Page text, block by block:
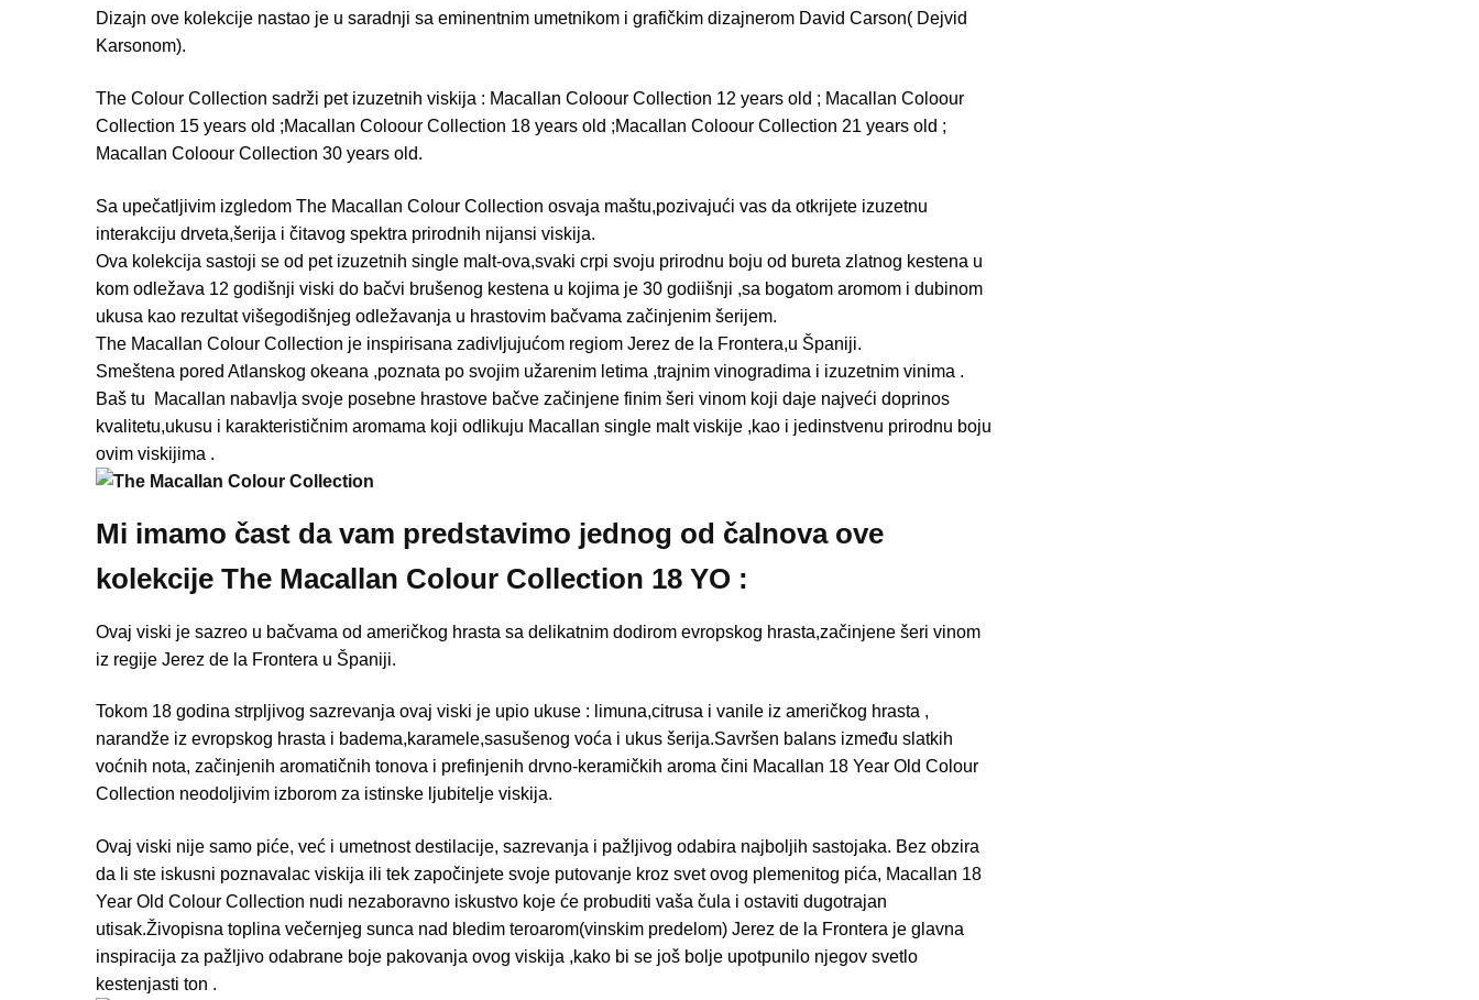
Dizajn ove kolekcije nastao je u saradnji sa eminentnim umetnikom i grafičkim dizajnerom David Carson( Dejvid
Karsonom).
The Colour Collection sadrži pet izuzetnih viskija : Macallan Coloour Collection 12 years old ; Macallan Coloour
Collection 15 years old ;Macallan Coloour Collection 18 years old ;Macallan Coloour Collection 21 years old ;
Macallan Coloour Collection 30 years old.
Sa upečatljivim izgledom The Macallan Colour Collection osvaja maštu,pozivajući vas da otkrijete izuzetnu
interakciju drveta,šerija i čitavog spektra prirodnih nijansi viskija.
Ova kolekcija sastoji se od pet izuzetnih single malt-ova,svaki crpi svoju prirodnu boju od bureta zlatnog kestena u
kom odležava 12 godišnji viski do bačvi brušenog kestena u kojima je 30 godiišnji ,sa bogatom aromom i dubinom
ukusa kao rezultat višegodišnjeg odležavanja u hrastovim bačvama začinjenim šerijem.
The Macallan Colour Collection je inspirisana zadivljujućom regiom Jerez de la Frontera,u Španiji.
Smeštena pored Atlanskog okeana ,poznata po svojim užarenim letima ,trajnim vinogradima i izuzetnim vinima .
Baš tu Macallan nabavlja svoje posebne hrastove bačve začinjene finim šeri vinom koji daje najveći doprinos
kvalitetu,ukusu i karakterističnim aromama koji odlikuju Macallan single malt viskije ,kao i jedinstvenu prirodnu boju
ovim viskijima .
Mi imamo čast da vam predstavimo jednog od čalnova ove
kolekcije The Macallan Colour Collection 18 YO :
Ovaj viski je sazreo u bačvama od američkog hrasta sa delikatnim dodirom evropskog hrasta,začinjene šeri vinom
iz regije Jerez de la Frontera u Španiji.
Tokom 18 godina strpljivog sazrevanja ovaj viski je upio ukuse : limuna,citrusa i vanile iz američkog hrasta ,
narandže iz evropskog hrasta i badema,karamele,sasušenog voća i ukus šerija.Savršen balans između slatkih
voćnih nota, začinjenih aromatičnih tonova i prefinjenih drvno-keramičkih aroma čini Macallan 18 Year Old Colour
Collection neodoljivim izborom za istinske ljubitelje viskija.
Ovaj viski nije samo piće, već i umetnost destilacije, sazrevanja i pažljivog odabira najboljih sastojaka. Bez obzira
da li ste iskusni poznavalac viskija ili tek započinjete svoje putovanje kroz svet ovog plemenitog pića, Macallan 18
Year Old Colour Collection nudi nezaboravno iskustvo koje će probuditi vaša čula i ostaviti dugotrajan
utisak.Živopisna toplina večernjeg sunca nad bledim teroarom(vinskim predelom) Jerez de la Frontera je glavna
inspiracija za pažljivo odabrane boje pakovanja ovog viskija ,kako bi se još bolje upotpunilo njegov svetlo
kestenjasti ton .